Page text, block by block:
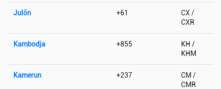
Julön +61
CX /
CXR
Kambodja +855
KH /
KHM
Kamerun +237
CM /
CMR